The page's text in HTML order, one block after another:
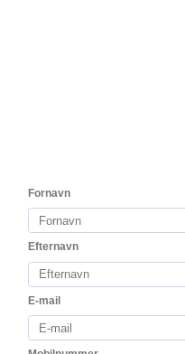
El Nido 2021
Ikonisk topvin fra Jumilla
1.150,00 DKK